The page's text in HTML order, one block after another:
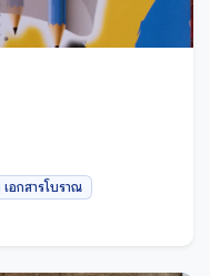
เอกสารโบราณ